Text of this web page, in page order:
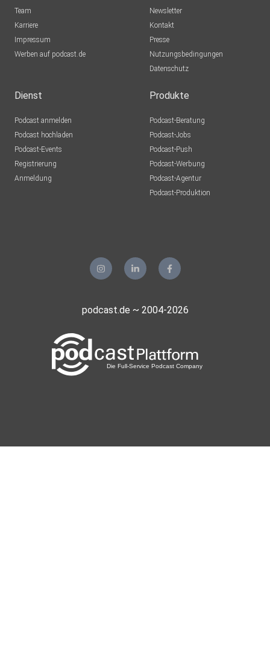
Team
Karriere
Impressum
Werben auf podcast.de
Newsletter
Kontakt
Presse
Nutzungsbedingungen
Datenschutz
Dienst
Podcast anmelden
Podcast hochladen
Podcast-Events
Registrierung
Anmeldung
Produkte
Podcast-Beratung
Podcast-Jobs
Podcast-Push
Podcast-Werbung
Podcast-Agentur
Podcast-Produktion
podcast.de ~ 2004-2026